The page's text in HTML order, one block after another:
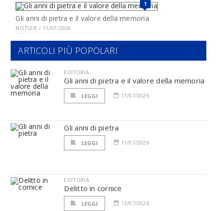
1
Gli anni di pietra e il valore della memoria
NOTIZIE / 11/07/2026
ARTICOLI PIÙ POPOLARI
EDITORIA
Gli anni di pietra e il valore della memoria
LEGGI 11/07/2026
Gli anni di pietra
LEGGI 11/07/2026
EDITORIA
Delitto in cornice
LEGGI 13/07/2026